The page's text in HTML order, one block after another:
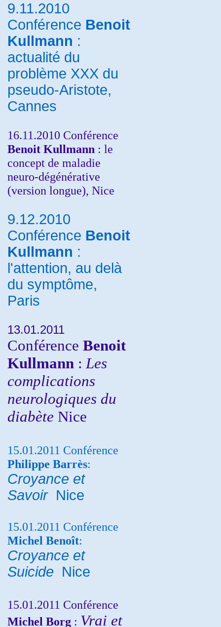
9.11.2010
Conférence Benoit
Kullmann :
actualité du
problème XXX du
pseudo-Aristote,
Cannes
16.11.2010 Conférence
Benoit Kullmann : le
concept de maladie
neuro-dégénérative
(version longue), Nice
9.12.2010
Conférence Benoit
Kullmann :
l'attention, au delà
du symptôme,
Paris
13.01.2011
Conférence Benoit
Kullmann : Les
complications
neurologiques du
diabète Nice
15.01.2011 Conférence
Philippe Barrès:
Croyance et
Savoir Nice
15.01.2011 Conférence
Michel Benoît:
Croyance et
Suicide Nice
15.01.2011 Conférence
Michel Borg : Vrai et